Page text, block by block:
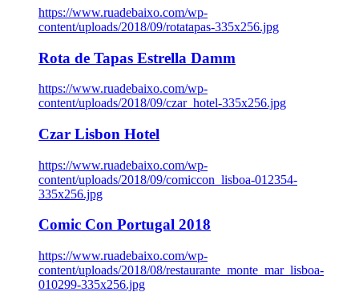
https://www.ruadebaixo.com/wp-
content/uploads/2018/09/rotatapas-335x256.jpg
Rota de Tapas Estrella Damm
https://www.ruadebaixo.com/wp-
content/uploads/2018/09/czar_hotel-335x256.jpg
Czar Lisbon Hotel
https://www.ruadebaixo.com/wp-
content/uploads/2018/09/comiccon_lisboa-012354-
335x256.jpg
Comic Con Portugal 2018
https://www.ruadebaixo.com/wp-
content/uploads/2018/08/restaurante_monte_mar_lisboa-
010299-335x256.jpg